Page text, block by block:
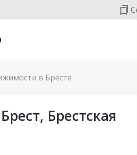
в Бресте
Брестская